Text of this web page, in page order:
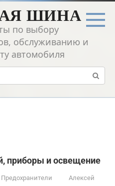
ШИНА
по выбору
обслуживанию и
автомобиля
приборы и освещение
Предохранители
Алексей